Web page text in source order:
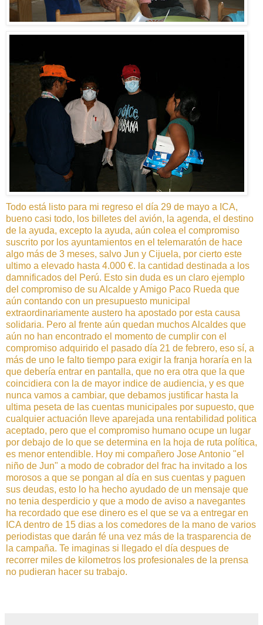
Todo está listo para mi regreso el día 29 de mayo a ICA,
bueno casi todo, los billetes del avión, la agenda, el destino
de la ayuda, excepto la ayuda, aún colea el compromiso
suscrito por los ayuntamientos en el telemaratón de hace
algo más de 3 meses, salvo Jun y Cijuela, por cierto este
ultimo a elevado hasta 4.000 €. la cantidad destinada a los
damnificados del Perú. Esto sin duda es un claro ejemplo
del compromiso de su Alcalde y Amigo Paco Rueda que
aún contando con un presupuesto municipal
extraordinariamente austero ha apostado por esta causa
solidaria. Pero al frente aún quedan muchos Alcaldes que
aún no han encontrado el momento de cumplir con el
compromiso adquirido el pasado día 21 de febrero, eso sí, a
más de uno le falto tiempo para exigir la franja horaría en la
que debería entrar en pantalla, que no era otra que la que
coincidiera con la de mayor indice de audiencia, y es que
nunca vamos a cambiar, que debamos justificar hasta la
ultima peseta de las cuentas municipales por supuesto, que
cualquier actuación lleve aparejada una rentabilidad politica
aceptado, pero que el compromiso humano ocupe un lugar
por debajo de lo que se determina en la hoja de ruta política,
es menor entendible. Hoy mi compañero Jose Antonio "el
niño de Jun" a modo de cobrador del frac ha invitado a los
morosos a que se pongan al día en sus cuentas y paguen
sus deudas, esto lo ha hecho ayudado de un mensaje que
no tenia desperdicio y que a modo de aviso a navegantes
ha recordado que ese dinero es el que se va a entregar en
ICA dentro de 15 dias a los comedores de la mano de varios
periodistas que darán fé una vez más de la trasparencia de
la campaña. Te imaginas si llegado el día despues de
recorrer miles de kilometros los profesionales de la prensa
no pudieran hacer su trabajo.